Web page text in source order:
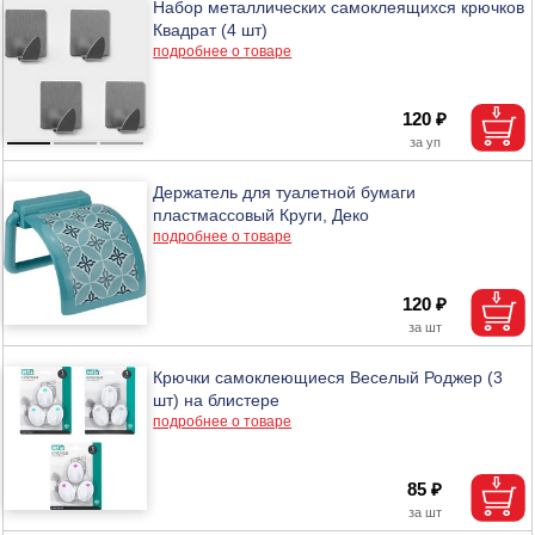
Набор металлических самоклеящихся крючков
Квадрат (4 шт)
подробнее о товаре
120 ₽
Держатель для туалетной бумаги
пластмассовый Круги, Деко
подробнее о товаре
120 ₽
Крючки самоклеющиеся Веселый Роджер (3
шт) на блистере
подробнее о товаре
85 ₽